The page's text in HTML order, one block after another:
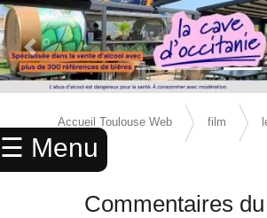
☰ Menu
× ACCUEIL
ANNUAIRE
Previous Slide
Accueil Toulouse Web film
avis
Commentaires